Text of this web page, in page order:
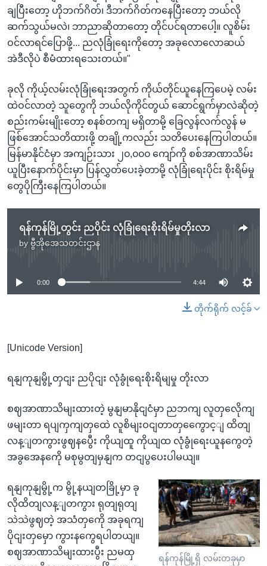
ချပြီးတော့ ဟိုဘက်ဂိတ်၊ ဒီဘက်ဂိတ်ကနေပြီးတော့ ဘယ်လို
ဆက်သွယ်မလဲ၊ ဘာညာဆိုတာတော့ တိုင်ပင်ရတာပေါ့။ လူစိမ်း
ဝင်လာရင်ပြောဖို့... ညလုံခြုံရေးကိုတော့ အခုလောလောဆယ်
အဲဒီလိုပဲ စီမံထားရသေးတယ်။"
ခုလို ကိုယ့်လမ်းလုံခြုံရေးအတွက် ကိုယ်တိုင်ယူနေကြပေမဲ့ လမ်း
ထဲဝင်လာတဲ့ သူတွေကို ဘယ်လိုကိုင်တွယ် ဆောင်ရွက်မှာလဲဆိုတဲ့
စည်းကမ်းမျိုးတော့ စနစ်တကျ မရှိတာမို့ ခြေလွန်လက်လွန် မ
ဖြစ်အောင်သတိထားဖို့ တချို့ကလည်း သတိပေးနေကြပါတယ်။
မြန်မာနိုင်ငံမှာ အကျဉ်းသား ၂၀,၀၀၀ ကျော်ကို စစ်အာဏာသိမ်း
ယူပြီးနောက်ပိုင်းမှာ ပြန်လွှတ်ပေးခဲ့တာမို့ လုံခြုံရေးပိုင်း စိုးရိမ်မှု
တွေပိုကြီးနေကြပါတယ်။
ရန်ကုန်မြို့တွင်း ညပိုင်း လုံခြုံရေးစိုးရိမ်မှုတိုးလာ
by ဗွီအိုအေသတင်းဌာန
No media source currently available
0:00 4:44
တိုက်ရိုက် လင့်ခ်
[Unicode Version]
ရနျကုနျမွို့တှငျး ညပိုငျး လုံခွုံရေးစိုးရိမျမှု တိုးလာ
စဈအာဏာသိမျးထားတဲ့ မွနျမာနိုငျငံမှာ ညဘကျ လူတှလေိုကျ
ဖမျးတာ ရပျကှကျတှထေဲ လူစိမျးဝငျတာတှကွေောင့ျ ထိတျ
လန့ျတကွားဖွဈနပွေီး ကိုယျထူ ကိုယျထ လုံခွုံရေးယူနကွေတဲ့
အခွအေနကေို မစုမွတျမှနျက တငျပွပေးပါမယျ။
ရန်ကုန်မြို့ရှိ လမ်းတခုမှာ
ရနျကုနျမွို့က မွို့နယျတခြို့မှာ ခု
လိုထိတျလန့ျတကွား ရုတျရုတျ
သဲသဲဖွဈတဲ့ အသံတှကေို အခုရကျ
ပိုငျးတှမှော ကွားနကွေရပါတယျ။
စဈအာဏာသိမျးထားပွီး ညမထှ